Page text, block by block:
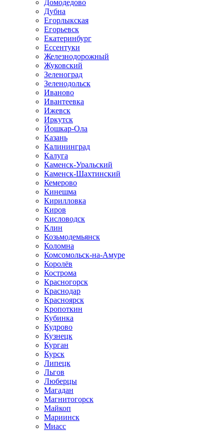
Домодедово
Дубна
Егорлыкская
Егорьевск
Екатеринбург
Ессентуки
Железнодорожный
Жуковский
Зеленоград
Зеленодольск
Иваново
Ивантеевка
Ижевск
Иркутск
Йошкар-Ола
Казань
Калининград
Калуга
Каменск-Уральский
Каменск-Шахтинский
Кемерово
Кинешма
Кирилловка
Киров
Кисловодск
Клин
Козьмодемьянск
Коломна
Комсомольск-на-Амуре
Королёв
Кострома
Красногорск
Краснодар
Красноярск
Кропоткин
Кубинка
Кудрово
Кузнецк
Курган
Курск
Липецк
Льгов
Люберцы
Магадан
Магнитогорск
Майкоп
Мариинск
Миасс